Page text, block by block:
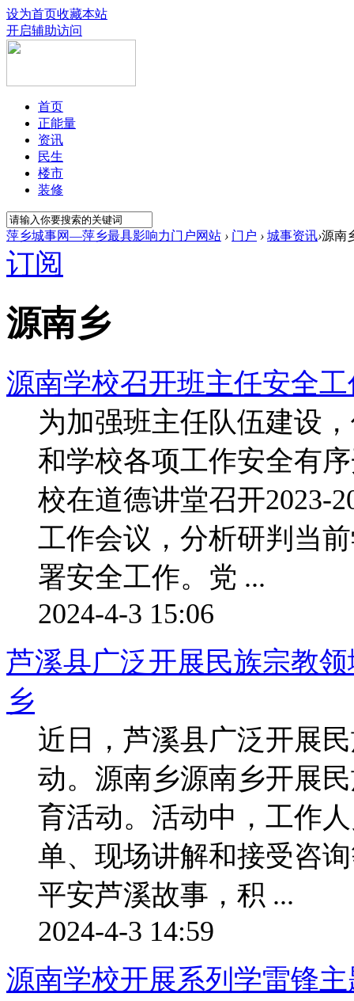
设为首页收藏本站
开启辅助访问
首页
正能量
资讯
民生
楼市
装修
萍乡城事网—萍乡最具影响力门户网站 › 门户 › 城事资讯›源南
订阅
源南乡
源南学校召开班主任安全
为加强班主任队伍建设
和学校各项工作安全有
校在道德讲堂召开2023-
工作会议，分析研判当
署安全工作。党 ...
2024-4-3 15:06
芦溪县广泛开展民族宗教
乡
近日，芦溪县广泛开展
动。源南乡源南乡开展
育活动。活动中，工作
单、现场讲解和接受咨
平安芦溪故事，积 ...
2024-4-3 14:59
源南学校开展系列学雷锋